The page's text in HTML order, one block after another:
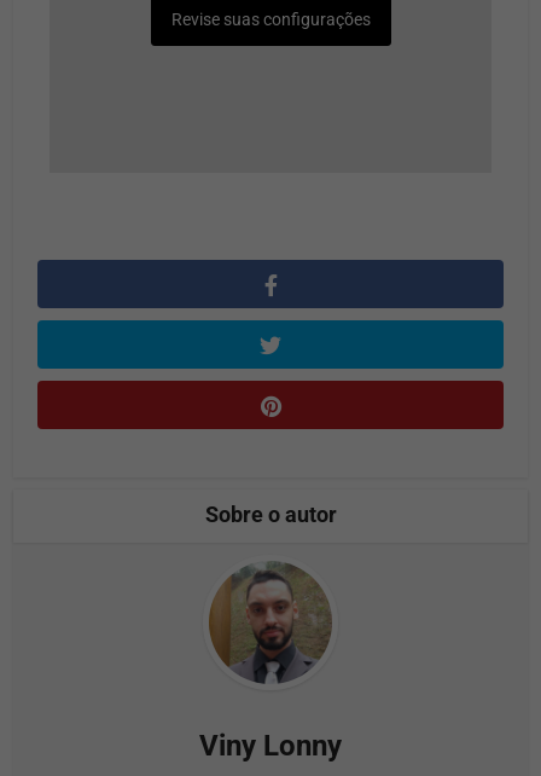
Revise suas configurações
Sobre o autor
Viny Lonny